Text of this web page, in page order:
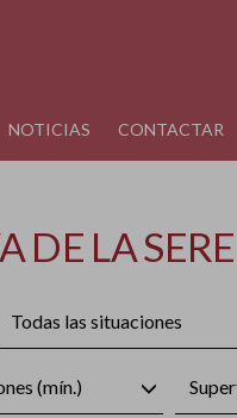
NOTICIAS CONTACTAR
DE LA
Todas las situaciones
(mín.)